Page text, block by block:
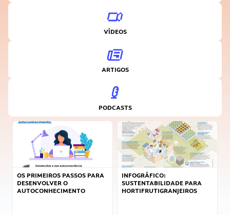
VÍDEOS
ARTIGOS
PODCASTS
OS PRIMEIROS PASSOS PARA
DESENVOLVER O
AUTOCONHECIMENTO
INFOGRÁFICO:
SUSTENTABILIDADE PARA
HORTIFRUTIGRANJEIROS